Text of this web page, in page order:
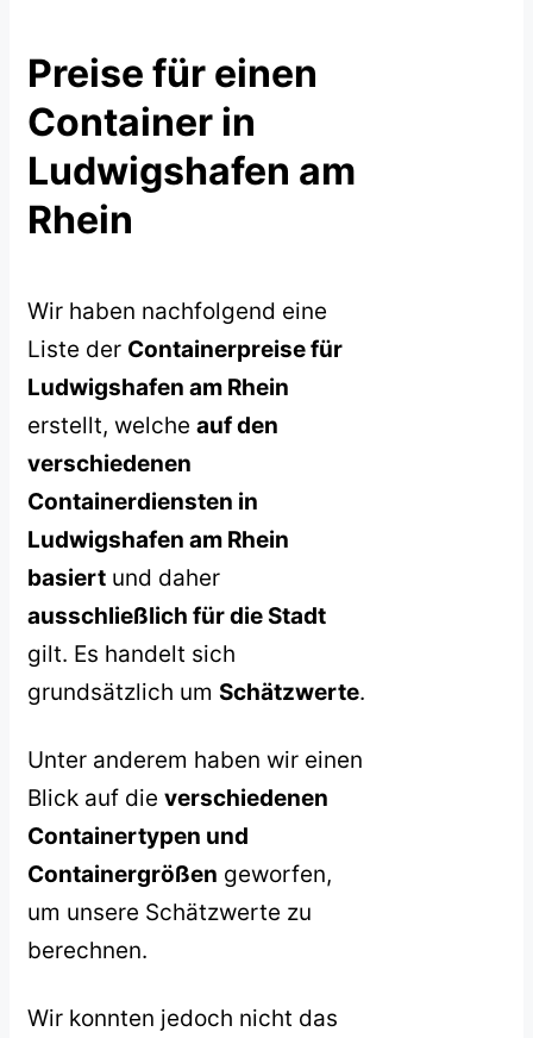
Preise für einen
Container in
Ludwigshafen am
Rhein
Wir haben nachfolgend eine
Liste der Containerpreise für
Ludwigshafen am Rhein
erstellt, welche auf den
verschiedenen
Containerdiensten in
Ludwigshafen am Rhein
basiert und daher
ausschließlich für die Stadt
gilt. Es handelt sich
grundsätzlich um Schätzwerte.
Unter anderem haben wir einen
Blick auf die verschiedenen
Containertypen und
Containergrößen geworfen,
um unsere Schätzwerte zu
berechnen.
Wir konnten jedoch nicht das